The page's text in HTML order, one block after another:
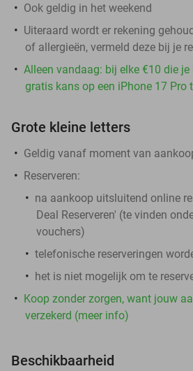
Ook geldig in het weekend
Uiteraard wordt er rekening
of allergieën, vermeld deze bij je
Alleen vandaag: bij elke €10 die
gratis kans op een iPhone 17 Pro
Grote kleine letters
Geldig vanaf moment van
Reserveren:
na aankoop uitsluitend online
Deal Reserveren' (te vinden
vouchers)
telefonische reserveringen
het is niet mogelijk om te
Koop zonder zorgen, want jouw
verzekerd (meer info)
Beschikbaarheid